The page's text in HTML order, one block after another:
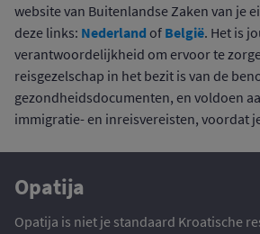
website van Buitenlandse Zaken van je
deze links: Nederland of België. Het is
verantwoordelijkheid om ervoor te
reisgezelschap in het bezit is van de
gezondheidsdocumenten, en voldoen
immigratie- en inreisvereisten, voordat
Opatija
Opatija is niet je standaard Kroatische